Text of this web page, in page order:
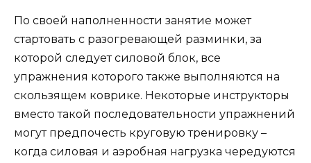
По своей наполненности занятие может
стартовать с разогревающей разминки, за
которой следует силовой блок, все
упражнения которого также выполняются на
скользящем коврике. Некоторые инструкторы
вместо такой последовательности упражнений
могут предпочесть круговую тренировку –
когда силовая и аэробная нагрузка чередуются